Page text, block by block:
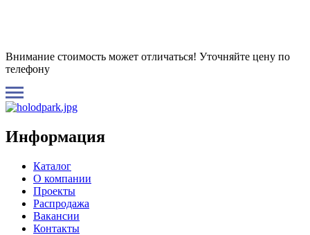
Внимание стоимость может отличаться! Уточняйте цену по
телефону
Информация
Каталог
О компании
Проекты
Распродажа
Вакансии
Контакты